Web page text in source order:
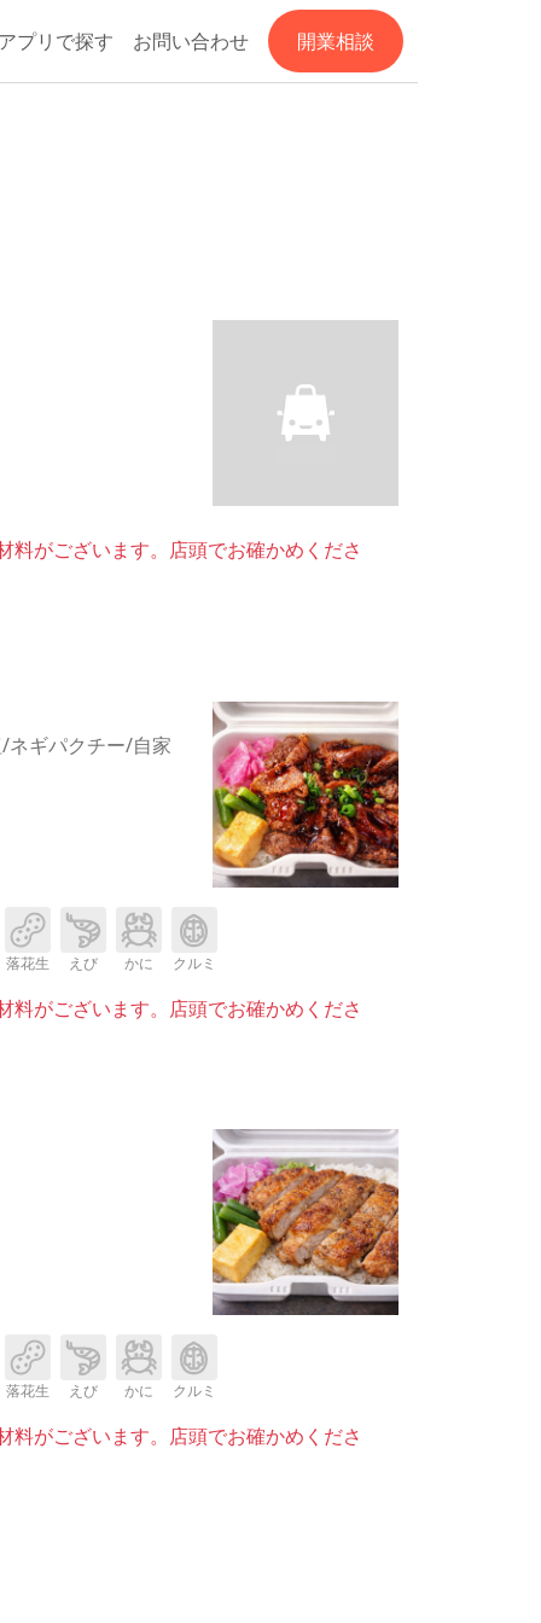
プリで探す お問い合わせ 開業相談
料がございます。店頭でお確かめくださ
ネギパクチー/自家
落花生 えび かに クルミ
料がございます。店頭でお確かめくださ
落花生 えび かに クルミ
料がございます。店頭でお確かめくださ